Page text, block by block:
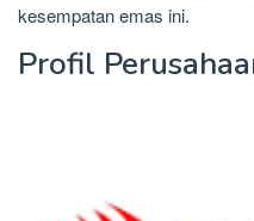
kesempatan emas ini.
Profil